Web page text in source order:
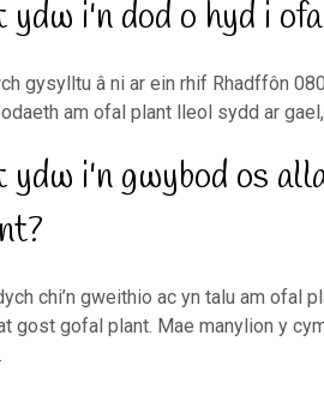
ydw i'n dod o hyd i
gysylltu â ni ar ein rhif Rhadffôn
am ofal plant lleol sydd ar
ydw i'n gwybod os
chi’n gweithio ac yn talu am ofal
gost gofal plant. Mae manylion y